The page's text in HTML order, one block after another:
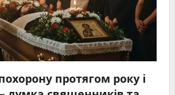
протягом року і